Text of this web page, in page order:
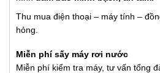
Thu mua điện thoại – máy tính –
hỏng.
Miễn phí sấy máy rơi nước
Miễn phí kiểm tra máy, tư vấn tổng